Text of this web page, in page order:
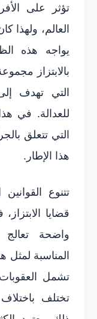
تؤثر على
العالم،
يواجه هذه
بالابتزاز
التي تهدف
للعدالة. في
التي تتعلق
هذا الإطار.
تتنوع
قضايا
واضحة تعالج
المناسبة لمثل
تشمل
تختلف